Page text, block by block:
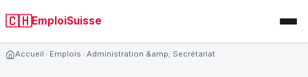
🇨🇭EmploiSuisse
Accueil Emplois Administration &amp; Secrétariat